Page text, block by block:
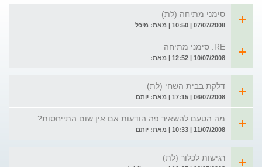
סימני מתיחה (לת)
07/07/2008 | 10:50 | מאת: מיכל
RE: סימני מתיחה
10/07/2008 | 12:52 | מאת:
דלקת בבית השחי (לת)
06/07/2008 | 17:15 | מאת: יותם
מה הטעם להשאיר פה הודעות אם אין שום התייחסות?
11/07/2008 | 10:33 | מאת: יותם
רגישות לכלור (לת)